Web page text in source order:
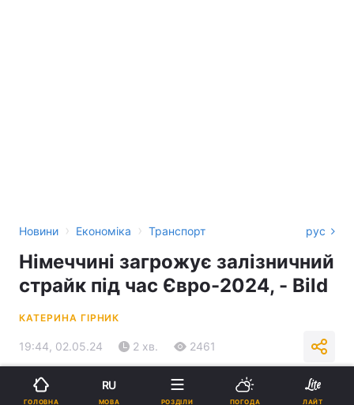
Новини › Економіка › Транспорт рус
Німеччині загрожує залізничний
страйк під час Євро-2024, - Bild
КАТЕРИНА ГІРНИК
19:44, 02.05.24 2 хв. 2461
Підпишіться на нас в Google
ГОЛОВНА
RU
МОВА РОЗДІЛИ ПОГОДА ЛАЙТ